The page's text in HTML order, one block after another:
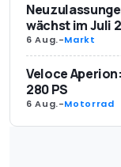
wächst im Juli
6 Aug.-Markt
Veloce
280 PS
6 Aug.-Motorrad